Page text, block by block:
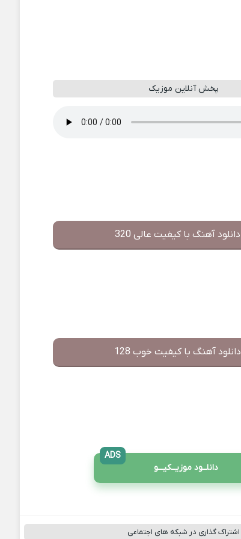
پخش آنلاین موزیک
دانلود آهنگ با کیفیت عالی 320
دانلود آهنگ با کیفیت خوب 128
دانلــود موزیــکیـــو
ADS
اشتراک گذاری در شبکه های اجتماعی